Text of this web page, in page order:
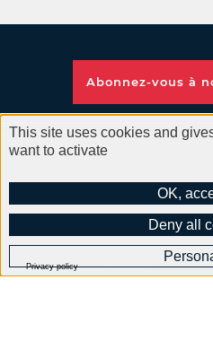
This site uses cookies and
want to activate
OK,
Deny all
Privacy policy
Abonnez-vous à
Nous
Recevez chaque semaine